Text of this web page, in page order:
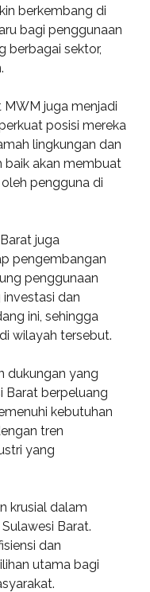
berkembang di
bagi penggunaan
berbagai sektor,
juga menjadi
posisi mereka
lingkungan dan
baik akan membuat
pengguna di
juga
pengembangan
penggunaan
dan
ini, sehingga
wilayah tersebut.
dukungan yang
Barat berpeluang
kebutuhan
tren
yang
krusial dalam
Barat.
dan
utama bagi